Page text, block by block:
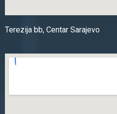
Terezija bb, Centar Sarajevo